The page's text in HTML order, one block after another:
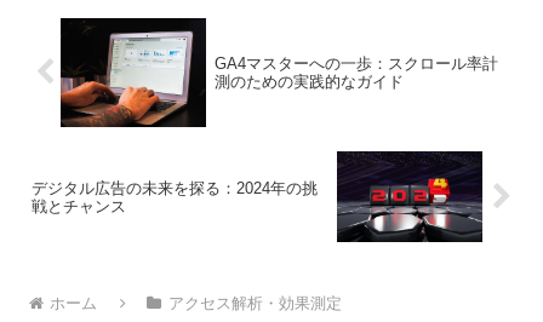
GA4マスターへの一歩：スクロール率計
測のための実践的なガイド
デジタル広告の未来を探る：2024年の挑
戦とチャンス
ホーム アクセス解析・効果測定